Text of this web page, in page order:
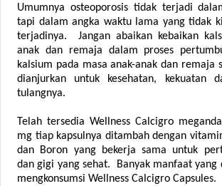
Umumnya osteoporosis tidak terjadi
tapi dalam angka waktu lama yang tidak
terjadinya. Jangan abaikan kebaikan
anak dan remaja dalam proses
kalsium pada masa anak-anak dan remaja
dianjurkan untuk kesehatan, kekuatan
tulangnya.
Telah tersedia Wellness Calcigro
mg tiap kapsulnya ditambah dengan
dan Boron yang bekerja sama untuk
dan gigi yang sehat. Banyak manfaat yang
mengkonsumsi Wellness Calcigro Capsules.